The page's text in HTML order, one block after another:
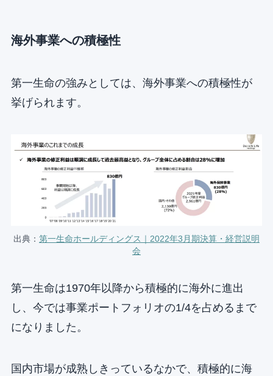
海外事業への積極性
第一生命の強みとしては、海外事業への積極性が
挙げられます。
出典： 第一生命ホールディングス｜2022年3月期決算・経営説明
会
第一生命は1970年以降から積極的に海外に進出
し、今では事業ポートフォリオの1/4を占めるまで
になりました。
国内市場が成熟しきっているなかで、積極的に海